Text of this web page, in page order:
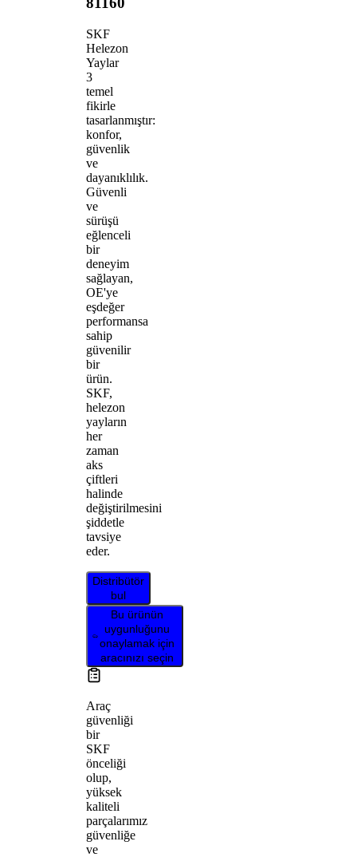
SKF
Helezon
Yaylar
3
temel
fikirle
tasarlanmıştır:
konfor,
güvenlik
ve
dayanıklılık.
Güvenli
ve
sürüşü
eğlenceli
bir
deneyim
sağlayan,
OE'ye
eşdeğer
performansa
sahip
güvenilir
bir
ürün.
SKF,
helezon
yayların
her
zaman
aks
çiftleri
halinde
değiştirilmesini
şiddetle
tavsiye
eder.
Distribütör
bul
Bu ürünün
uygunluğunu
onaylamak için
aracınızı seçin
Araç
güvenliği
bir
SKF
önceliği
olup,
yüksek
kaliteli
parçalarımız
güvenliğe
ve